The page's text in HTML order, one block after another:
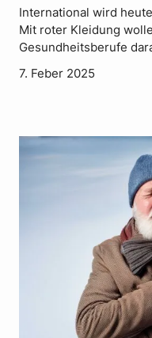
International wird
Mit roter Kleidung
Gesundheitsberufe
7. Feber 2025